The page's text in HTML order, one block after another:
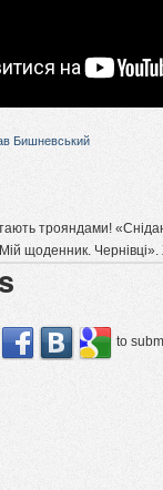
Бишневський
трояндами!
щоденник.
to